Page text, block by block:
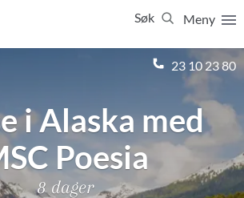
Meny
Søk
23 10 23 80
i Alaska med
Poesia
8 dager
Lukk
for: Alle Feriereiser